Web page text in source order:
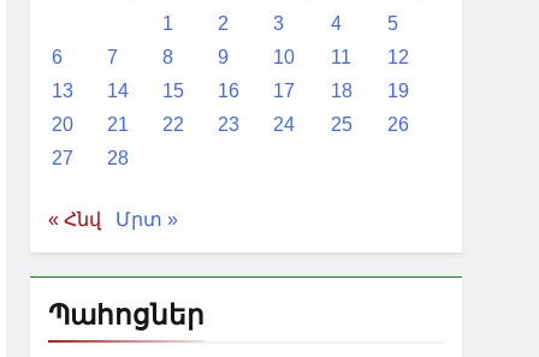
1
2 3 4
5
6
7 8 9 10 11
12
13
14 15 16 17 18
19
20
21 22 23 24 25
26
27
28
« Հնվ Մրտ »
Պահոցներ